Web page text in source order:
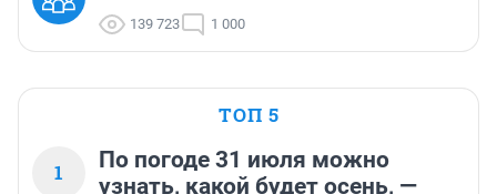
139 723 1 000
ТОП 5
1
По погоде 31 июля можно
узнать, какой будет осень, —